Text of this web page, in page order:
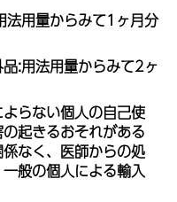
法用量からみて1ヶ月分
:用法用量からみて2ヶ
らない個人の自己使
起きるおそれがある
なく、医師からの処
般の個人による輸入